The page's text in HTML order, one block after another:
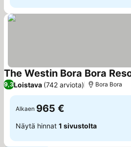
The Westin Bora Bora
9,3Loistava (742 arviota) Bora Bora
Alkaen 965 €
Näytä hinnat 1 sivustolta